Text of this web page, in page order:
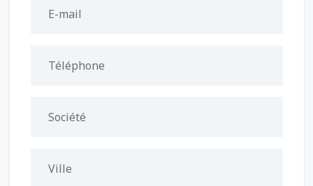
E-mail
Téléphone
Société
Ville